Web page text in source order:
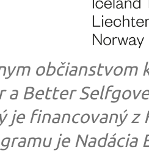
občianstvom
a Better
je financovaný z
je